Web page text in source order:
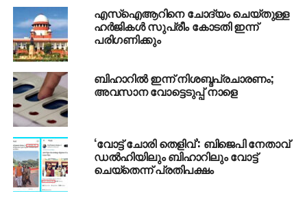
സര്‍ക്കാര്‍ ഉത്തരവുമായി ബന്ധപ്പെട്ട ഒരു കാര്യം
അറിയുന്നതിന് വേണ്ടിയായിരുന്നു മഹേഷ് താക്കൂര്‍
ഗ്രാമത്തലവന്റെ വീട്ടിലെത്തിയത്. ബാര്‍ബര്‍
സമുദായത്തില്‍പ്പെട്ട ഇദ്ദേഹം വീട്ടില്‍ സ്ത്രീകള്‍
മാത്രമുള്ളപ്പോള്‍ വാതിലില്‍ മുട്ടാതെ അകത്ത്
കയറിയതാണ് ഗ്രാമമുഖ്യനെ ചൊടിപ്പിച്ചത്.
തുടര്‍ന്ന് നാട്ടുകൂട്ടം വിളിച്ചു ചേര്‍ത്ത് ഗ്രാമ മുഖ്യന്‍
കടുത്തശിക്ഷ വിധിക്കുകയായിരുന്നു. വീഡിയോ
പ്രചരിച്ചതിന് പിന്നാലെ അജയ്പൂര്‍ ഗ്രാമമുഖ്യന്‍
സുരേന്ദ്ര യാദവ് അടക്കം എട്ടു പേരെ പ്രതിചേര്‍ത്ത്
പൊലീസ് കേസെടുത്തു. ഇത്തരം ശിക്ഷാനടപടികള്‍
സംസ്ഥാനത്ത് അനുവദിക്കില്ലെന്നും
എസ്‌ഐആറിനെ ചോദ്യം ചെയ്തുള്ള
ഹര്‍ജികള്‍ സുപ്രീം കോടതി ഇന്ന്
പരിഗണിക്കും
ബിഹാറിൽ ഇന്ന് നിശബ്ദപ്രചാരണം;
അവസാന വോട്ടെടുപ്പ് നാളെ
‘വോട്ട് ചോരി തെളിവ്’: ബിജെപി നേതാവ്
ഡല്‍ഹിയിലും ബിഹാറിലും വോട്ട്
ചെയ്‌തെന്ന് പ്രതിപക്ഷം